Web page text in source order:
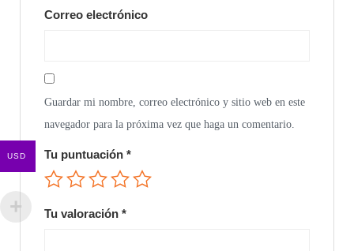
Correo electrónico
Guardar mi nombre, correo electrónico y sitio web en este
navegador para la próxima vez que haga un comentario.
Tu puntuación *
Tu valoración *
USD